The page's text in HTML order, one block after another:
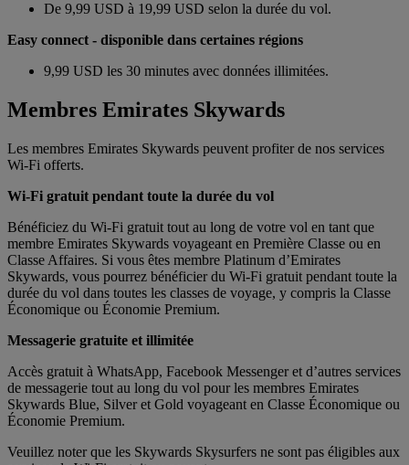
De 9,99 USD à 19,99 USD selon la durée du vol.
Easy connect - disponible dans certaines régions
9,99 USD les 30 minutes avec données illimitées.
Membres Emirates Skywards
Les membres Emirates Skywards peuvent profiter de nos services
Wi-Fi offerts.
Wi-Fi gratuit pendant toute la durée du vol
Bénéficiez du Wi-Fi gratuit tout au long de votre vol en tant que
membre Emirates Skywards voyageant en Première Classe ou en
Classe Affaires. Si vous êtes membre Platinum d’Emirates
Skywards, vous pourrez bénéficier du Wi-Fi gratuit pendant toute la
durée du vol dans toutes les classes de voyage, y compris la Classe
Économique ou Économie Premium.
Messagerie gratuite et illimitée
Accès gratuit à WhatsApp, Facebook Messenger et d’autres services
de messagerie tout au long du vol pour les membres Emirates
Skywards Blue, Silver et Gold voyageant en Classe Économique ou
Économie Premium.
Veuillez noter que les Skywards Skysurfers ne sont pas éligibles aux